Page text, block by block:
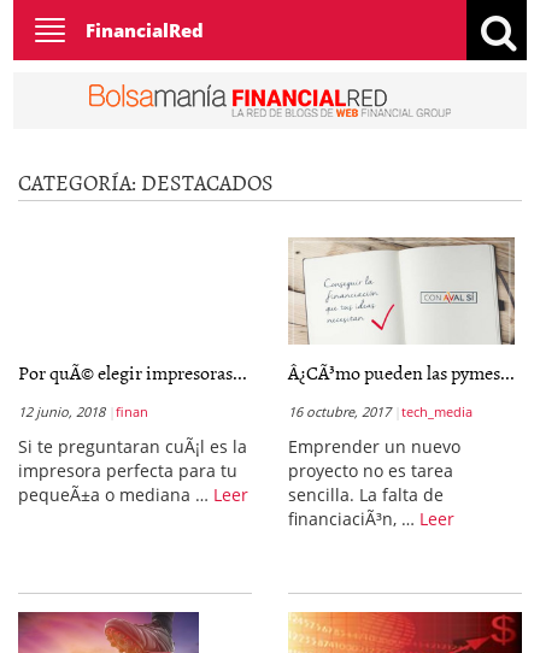
Toggle
navigation
FinancialRed
CATEGORÍA: DESTACADOS
Por quÃ© elegir impresoras...
12 junio, 2018 finan
Si te preguntaran cuÃ¡l es la
impresora perfecta para tu
pequeÃ±a o mediana … Leer
Â¿CÃ³mo pueden las pymes...
16 octubre, 2017 tech_media
Emprender un nuevo
proyecto no es tarea
sencilla. La falta de
financiaciÃ³n, … Leer